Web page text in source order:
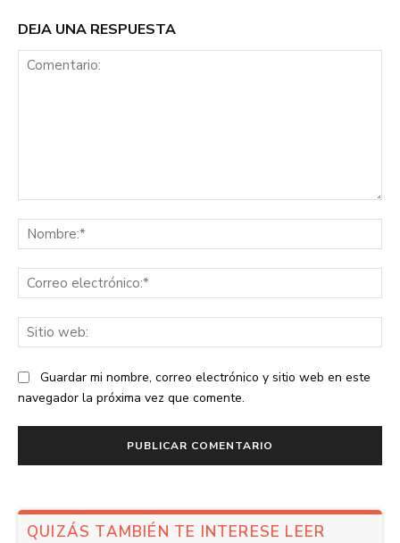
DEJA UNA RESPUESTA
Guardar mi nombre, correo electrónico y sitio web en este
navegador la próxima vez que comente.
QUIZÁS TAMBIÉN TE INTERESE LEER